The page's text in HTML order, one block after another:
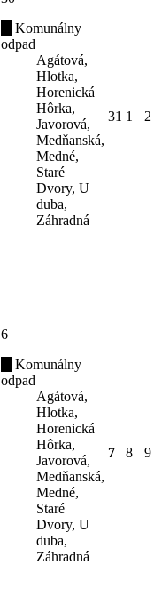
Komunálny
odpad
Agátová,
Hlotka,
Horenická
Hôrka,
Javorová,
Medňanská,
Medné,
Staré
Dvory, U
duba,
Záhradná
31 1 2
6
Komunálny
odpad
Agátová,
Hlotka,
Horenická
Hôrka,
Javorová,
Medňanská,
Medné,
Staré
Dvory, U
duba,
Záhradná
7 8 9